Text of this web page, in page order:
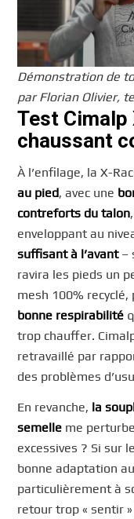
Démonstration de
par Florian Olivier,
Test Cimalp
chaussant
À l’enfilage, la X-
au pied, avec une
contreforts du talon,
enveloppant au
suffisant à l’avant–
ravira les pieds un
mesh 100%
bonne respirabilité
trop chauffer.
retravaillé par
des problèmes
En revanche, la
semelle me
excessives ? Si sur
bonne adaptation
particulièrement à
retour trop « sentir